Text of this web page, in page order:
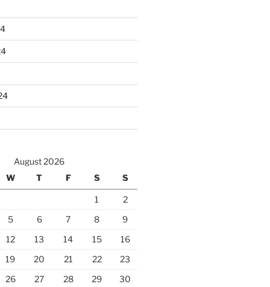
August 2026
W T F S S
1
2
5 6 7 8
9
12 13 14 15
16
19 20 21 22
23
26 27 28 29
30